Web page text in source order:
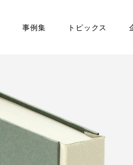
事例集 トピックス